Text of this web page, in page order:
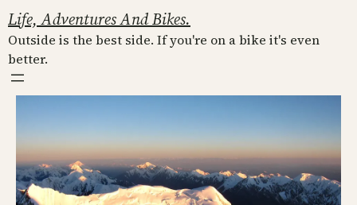
Skip
to
content
Life, Adventures And Bikes.
Outside is the best side. If you're on a bike it's even
better.